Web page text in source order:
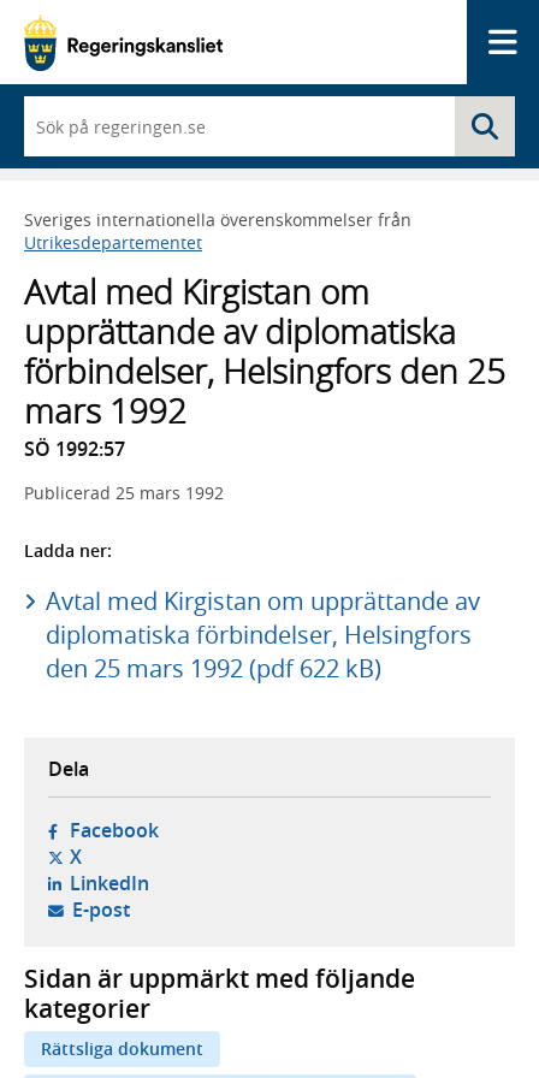
du
börjar
skriva
framträder
en
med
sökförslag
Sveriges internationella överenskommelser från
Utrikesdepartementet
Avtal med Kirgistan om
upprättande av diplomatiska
förbindelser, Helsingfors den 25
mars 1992
SÖ 1992:57
Publicerad 25 mars 1992
Ladda ner:
Avtal med Kirgistan om upprättande av
diplomatiska förbindelser, Helsingfors
den 25 mars 1992 (pdf 622 kB)
Dela
Facebook- öppnas i ny flik, extern webbplats,
X- öppnas i ny flik, extern webbplats,
LinkedIn- öppnas i ny flik, extern webbplats,
E-post- öppnar din e-postklient,
Sidan är uppmärkt med följande
kategorier
Rättsliga dokument